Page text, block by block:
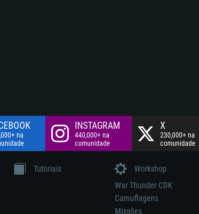
na
INSTAGRAM
440,000+ na
comunidade
X
230,000+ na
comunidade
Tutoriais
Workshop
War Thunder CDK
Camuflagens
Missões